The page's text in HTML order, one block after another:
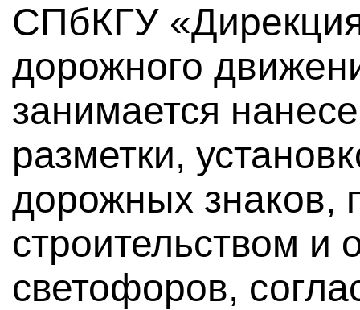
СПбКГУ
дорожного
занимается
разметки,
дорожных знаков,
строительством и
светофоров,